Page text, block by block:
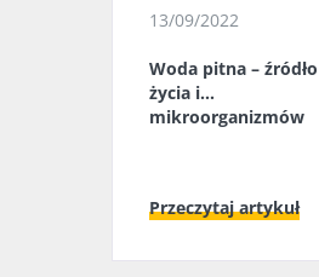
13/09/2022
Woda pitna – źródło
życia i...
mikroorganizmów
Przeczytaj artykuł